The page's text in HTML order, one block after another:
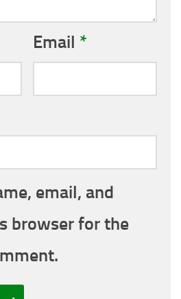
Email *
email, and
browser for the